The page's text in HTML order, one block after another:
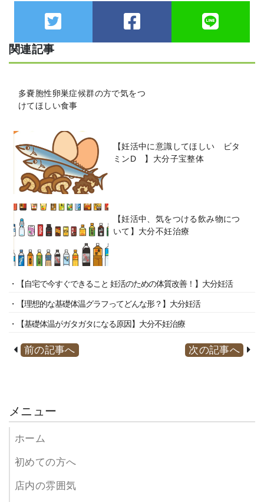
関連記事
多嚢胞性卵巣症候群の方で気をつ
けてほしい食事
【妊活中に意識してほしい ビタ
ミンD 】大分子宝整体
【妊活中、気をつける飲み物につ
いて】大分不妊治療
・【自宅で今すぐできること 妊活のための体質改善！】大分妊活
・【理想的な基礎体温グラフってどんな形？】大分妊活
・【基礎体温がガタガタになる原因】大分不妊治療
前の記事へ 次の記事へ
メニュー
ホーム
初めての方へ
店内の雰囲気